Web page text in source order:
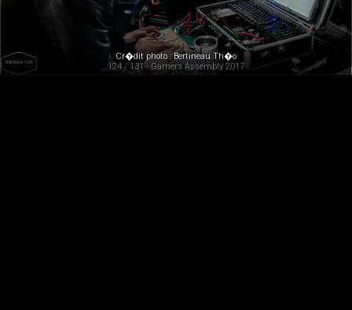
Cr�dit photo : Bertineau Th�o
124 / 131 - Gamers Assembly 2017